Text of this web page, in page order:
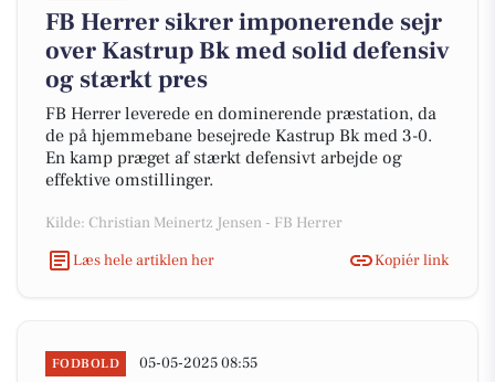
FB Herrer sikrer imponerende sejr
over Kastrup Bk med solid defensiv
og stærkt pres
FB Herrer leverede en dominerende præstation, da
de på hjemmebane besejrede Kastrup Bk med 3-0.
En kamp præget af stærkt defensivt arbejde og
effektive omstillinger.
Kilde: Christian Meinertz Jensen - FB Herrer
Læs hele artiklen her
Kopiér link
FODBOLD 05-05-2025 08:55